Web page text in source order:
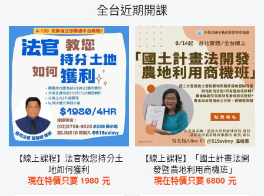
全台近期開課
【線上課程】法官教您持分土
地如何獲利
現在特價只要 1980 元
【線上課程】「國土計畫法開
發暨農地利用商機班」
現在特價只要6800 元